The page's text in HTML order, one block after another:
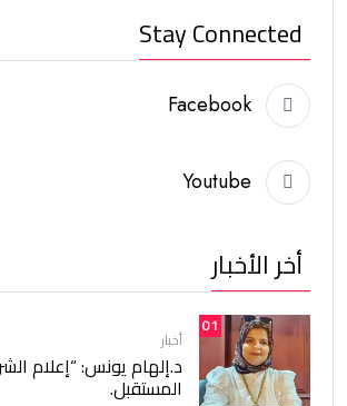
Stay Connected
Facebook
Youtube
أخر الأخبار
01
أخبار
د.إلهام يونس: “إعلام
المستقبل.